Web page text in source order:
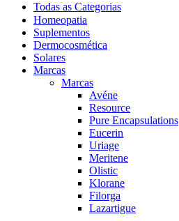
Todas as Categorias
Homeopatia
Suplementos
Dermocosmética
Solares
Marcas
Marcas
Avéne
Resource
Pure Encapsulations
Eucerin
Uriage
Meritene
Olistic
Klorane
Filorga
Lazartigue